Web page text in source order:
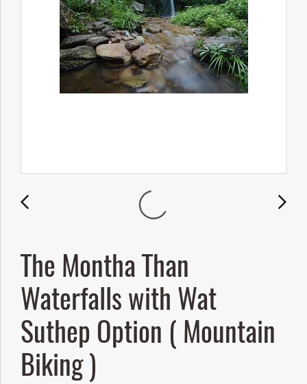
The Montha Than
Waterfalls with Wat
Suthep Option ( Mountain
Biking )